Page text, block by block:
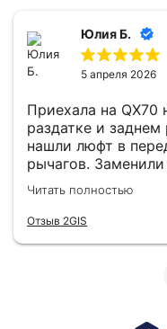
Юлия Б.
5 апреля 2026
Приехала на
раздатке и
нашли люфт в
рычагов.
хорошие аналоги
машина стоит на
ожидания кофе,
грамотный
Читать полностью
Отзыв 2GIS